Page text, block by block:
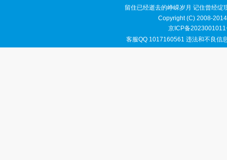
留住已经逝去的峥嵘岁月 记住曾经绽
Copyright (C) 2008-
京ICP备
客服QQ 1017160561 违法和不良信